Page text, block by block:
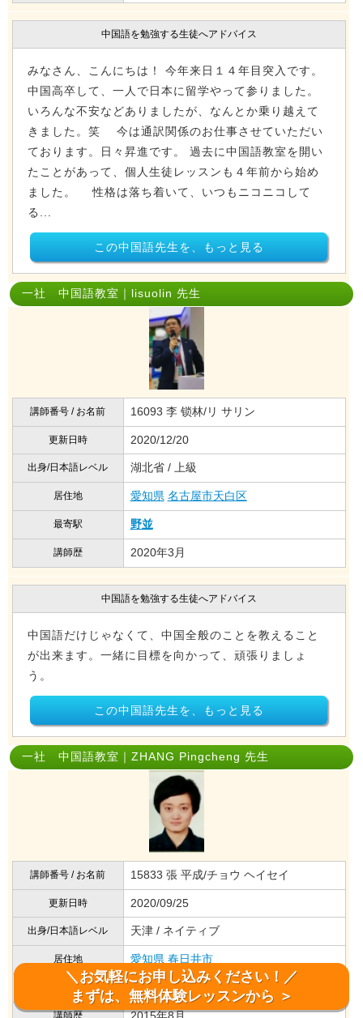
中国語を勉強する生徒へアドバイス
みなさん、こんにちは！ 今年来日１４年目突入です。
中国高卒して、一人で日本に留学やって参りました。
いろんな不安などありましたが、なんとか乗り越えて
きました。笑 今は通訳関係のお仕事させていただい
ております。日々昇進です。 過去に中国語教室を開い
たことがあって、個人生徒レッスンも４年前から始め
ました。 性格は落ち着いて、いつもニコニコして
る...
この中国語先生を、もっと見る
一社 中国語教室｜lisuolin 先生
講師番号 / お名前 16093 李 锁林/リ サリン
更新日時 2020/12/20
出身/日本語レベル 湖北省 / 上級
居住地 愛知県 名古屋市天白区
最寄駅 野並
講師歴 2020年3月
中国語を勉強する生徒へアドバイス
中国語だけじゃなくて、中国全般のことを教えること
が出来ます。一緒に目標を向かって、頑張りましょ
う。
この中国語先生を、もっと見る
一社 中国語教室｜ZHANG Pingcheng 先生
講師番号 / お名前 15833 張 平成/チョウ ヘイセイ
更新日時 2020/09/25
出身/日本語レベル 天津 / ネイティブ
居住地 愛知県 春日井市
最寄駅 味美
講師歴
＼お気軽にお申し込みください！／
まずは、無料体験レッスンから ＞